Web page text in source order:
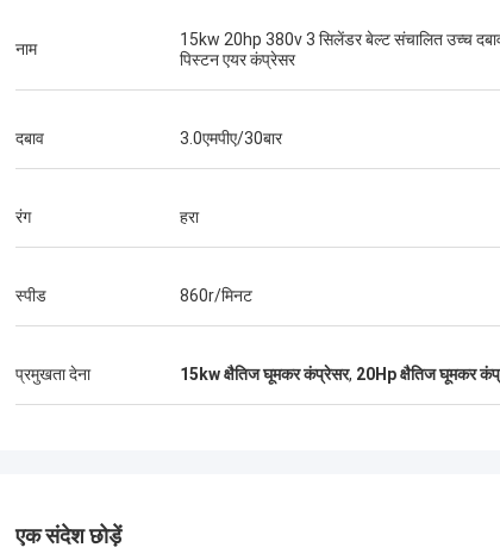
तकनीकी दल ने सवालों के जवाब देने और स्थापना दल को
सब कुछ समझाने में तत्परता दिखाई। अंततः, मशीन ठीक
नाम
15kw 20hp 380v 3 सिलेंडर बेल्ट संचालित उच्च
पिस्टन एयर कंप्रेसर
दबाव 3.0एमपीए/30बार
रंग हरा
स्पीड 860r/मिनट
प्रमुखता देना 15kw क्षैतिज घूमकर कंप्रेसर, 20Hp क्षैतिज घूमकर
एक संदेश छोड़ें